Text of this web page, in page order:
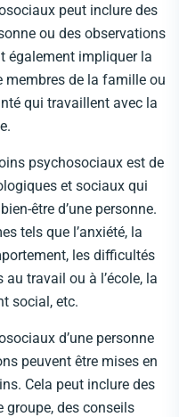
peut inclure des
ou des observations
également impliquer la
membres de la famille ou
qui travaillent avec la
psychosociaux est de
et sociaux qui
être d’une personne.
tels que l’anxiété, la
les difficultés
travail ou à l’école, la
social, etc.
d’une personne
peuvent être mises en
Cela peut inclure des
groupe, des conseils